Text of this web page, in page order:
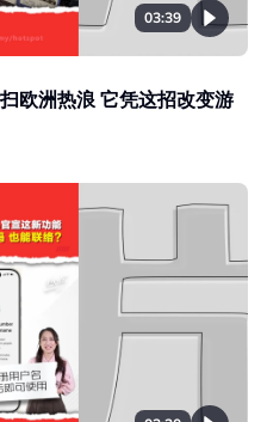
03:39
欧洲热浪 它凭这招改变游